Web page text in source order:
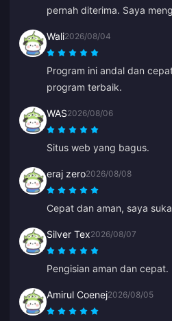
pernah diterima. Saya
ditemukan dan masuk ke
profesional dan sopan.
tempat ini kepada semua
Wali2026/08/04
Program ini andal dan
program terbaik.
WAS2026/08/06
Situs web yang bagus.
eraj zero2026/08/08
Cepat dan aman, saya
Silver Tex2026/08/07
Pengisian aman dan cepat.
Amirul Coenej2026/08/05